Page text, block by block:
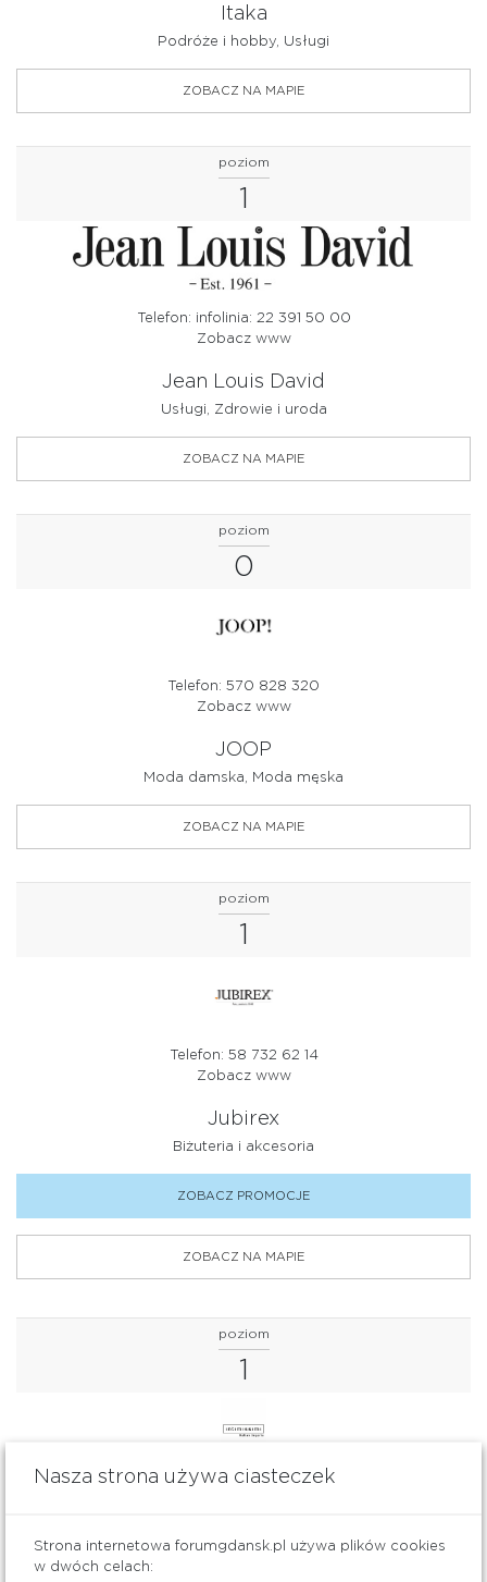
Itaka
Podróże i hobby, Usługi
ZOBACZ NA MAPIE
poziom
1
Telefon: infolinia: 22 391 50 00
Zobacz www
Jean Louis David
Usługi, Zdrowie i uroda
ZOBACZ NA MAPIE
poziom
0
Telefon: 570 828 320
Zobacz www
JOOP
Moda damska, Moda męska
ZOBACZ NA MAPIE
poziom
1
Telefon: 58 732 62 14
Zobacz www
Jubirex
Biżuteria i akcesoria
ZOBACZ PROMOCJE
ZOBACZ NA MAPIE
poziom
1
Bielizna
Nasza strona używa ciasteczek
Strona internetowa forumgdansk.pl używa plików cookies
w dwóch celach: